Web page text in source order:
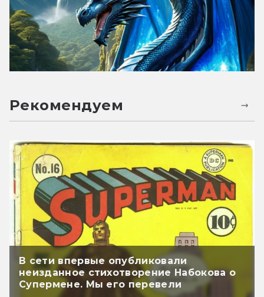
Рекомендуем
В сети впервые опубликовали
неизданное стихотворение Набокова о
Супермене. Мы его перевели